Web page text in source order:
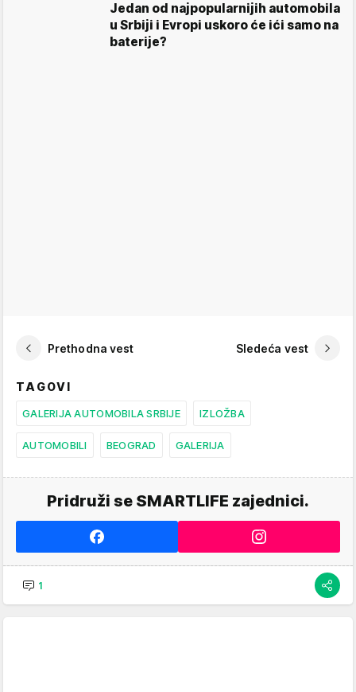
Jedan od najpopularnijih automobila
u Srbiji i Evropi uskoro će ići samo na
baterije?
Prethodna vest Sledeća vest
TAGOVI
GALERIJA AUTOMOBILA SRBIJE IZLOŽBA
AUTOMOBILI BEOGRAD GALERIJA
Pridruži se SMARTLIFE zajednici.
1